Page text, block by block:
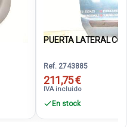
PUERTA LATERAL
Ref. 2743885
211,75 €
IVA incluido
En stock